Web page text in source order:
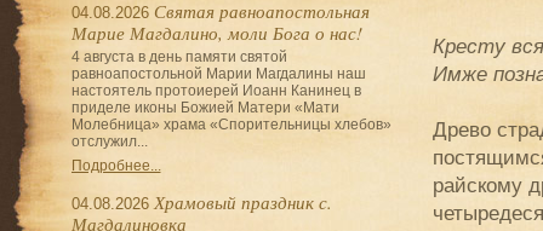
Кресту
Имже
Древо
райскому
04.08.2026 Святая равноапостольная
Марие Магдалино, моли Бога о нас!
4 августа в день памяти святой
равноапостольной Марии Магдалины наш
настоятель протоиерей Иоанн Канинец в
приделе иконы Божией Матери «Мати
Молебница» храма «Спорительницы хлебов»
отслужил...
Подробнее...
04.08.2026 Храмовый праздник с.
Магдалиновка